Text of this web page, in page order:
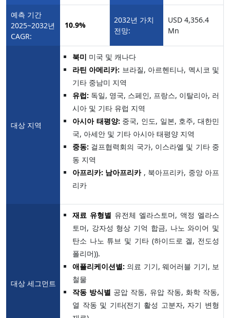
예측 기간
2025~2032년
CAGR:
10.9%
2032년 가치
전망:
USD 4,356.4
Mn
대상 지역
북미 미국 및 캐나다
라틴 아메리카: 브라질, 아르헨티나, 멕시코 및
기타 중남미 지역
유럽: 독일, 영국, 스페인, 프랑스, 이탈리아, 러
시아 및 기타 유럽 지역
아시아 태평양: 중국, 인도, 일본, 호주, 대한민
국, 아세안 및 기타 아시아 태평양 지역
중동: 걸프협력회의 국가, 이스라엘 및 기타 중
동 지역
아프리카: 남아프리카 , 북아프리카, 중앙 아프
리카
대상 세그먼트
재료 유형별 유전체 엘라스토머, 액정 엘라스
토머, 강자성 형상 기억 합금, 나노 와이어 및
탄소 나노 튜브 및 기타 (하이드로 겔, 전도성
폴리머)).
애플리케이션별: 의료 기기, 웨어러블 기기, 보
철물
작동 방식별 공압 작동, 유압 작동, 화학 작동,
열 작동 및 기타(전기 활성 고분자, 자기 변형